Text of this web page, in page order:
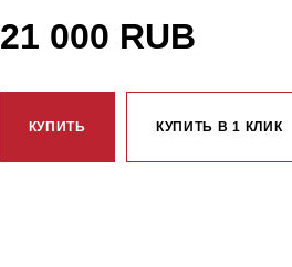
21 000 RUB
КУПИТЬ КУПИТЬ В 1 КЛИК